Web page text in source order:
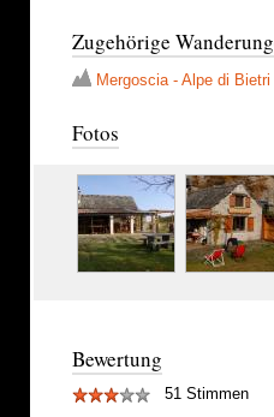
Zugehörige
Mergoscia - Alpe di
Fotos
Bewertung
51 Stimmen